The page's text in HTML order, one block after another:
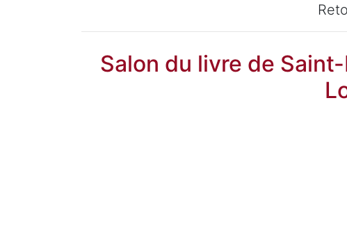
Salon du livre de